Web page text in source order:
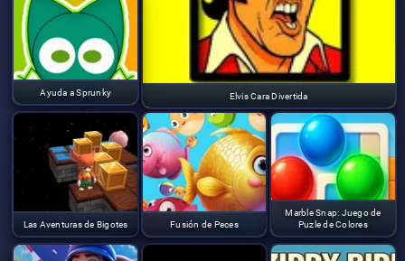
Elvis Cara Divertida
Ayuda a Sprunky
Las Aventuras de Bigotes Fusión de Peces
Marble Snap: Juego de
Puzle de Colores